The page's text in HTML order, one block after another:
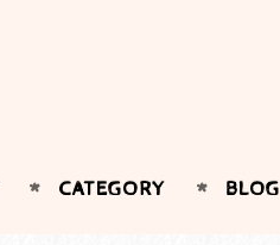
CATEGORY BLOG